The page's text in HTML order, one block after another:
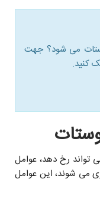
می شود؟ جهت
کنید.
تواند رخ دهد، عوامل
می شوند، این عوامل